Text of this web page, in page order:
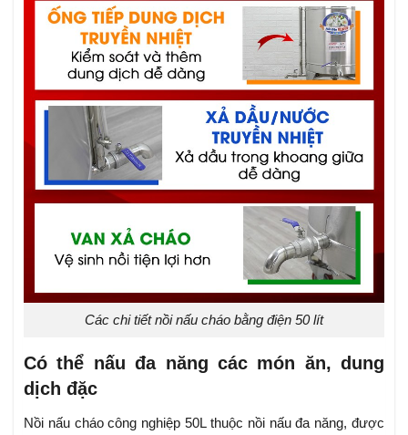
Các chi tiết nồi nấu cháo bằng điện 50 lít
Có thể nấu đa năng các món ăn, dung
dịch đặc
Nồi nấu cháo công nghiệp 50L thuộc nồi nấu đa năng, được